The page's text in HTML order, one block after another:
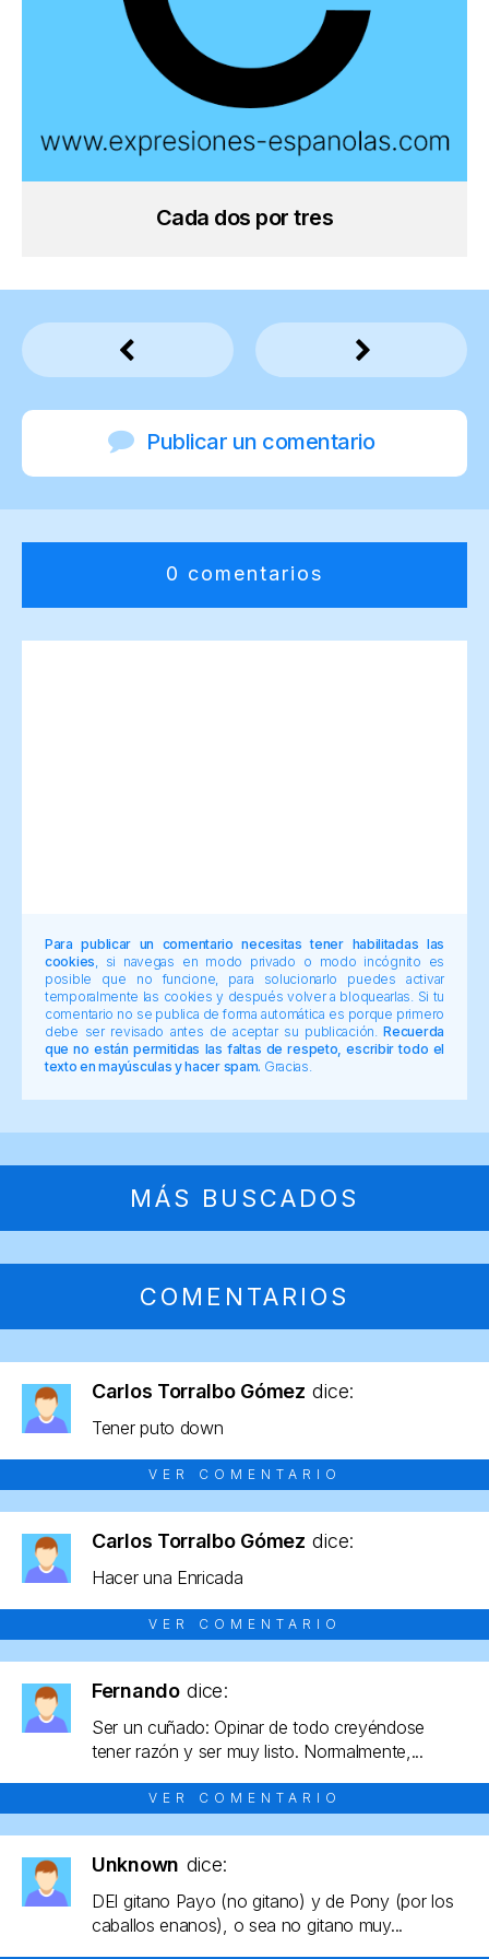
Cada dos por tres
Publicar un comentario
0 comentarios
Para publicar un comentario necesitas tener habilitadas las
cookies , si navegas en modo privado o modo incógnito es
posible que no funcione, para solucionarlo puedes activar
temporalmente las cookies y después volver a bloquearlas. Si tu
comentario no se publica de forma automática es porque primero
debe ser revisado antes de aceptar su publicación.Recuerda
que no están permitidas las faltas de respeto, escribir todo el
texto en mayúsculas y hacer spam. Gracias.
MÁS BUSCADOS
COMENTARIOS
Carlos Torralbo Gómez dice:
Tener puto down
VER COMENTARIO
Carlos Torralbo Gómez dice:
Hacer una Enricada
VER COMENTARIO
Fernando dice:
Ser un cuñado: Opinar de todo creyéndose
tener razón y ser muy listo. Normalmente,...
VER COMENTARIO
Unknown dice:
DEl gitano Payo (no gitano) y de Pony (por los
caballos enanos), o sea no gitano muy...